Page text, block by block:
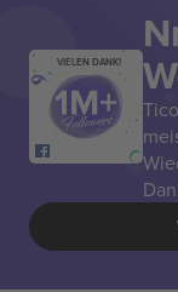
VIELEN DANK!